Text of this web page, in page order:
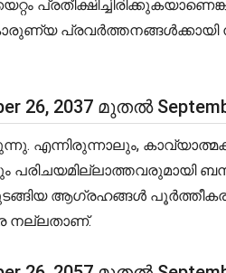
2037 മുതൽ
എന്നിരുന്നാലും,
ആഗ്രഹങ്ങൾ
നല്ലതാണ്.